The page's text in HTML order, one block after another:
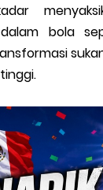
Perlu Tahu
bola